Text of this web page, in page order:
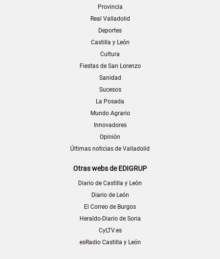
Provincia
Real Valladolid
Deportes
Castilla y León
Cultura
Fiestas de San Lorenzo
Sanidad
Sucesos
La Posada
Mundo Agrario
Innovadores
Opinión
Últimas noticias de Valladolid
Otras webs de EDIGRUP
Diario de Castilla y León
Diario de León
El Correo de Burgos
Heraldo-Diario de Soria
CyLTV.es
esRadio Castilla y León